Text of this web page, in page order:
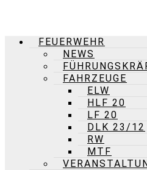
FEUERWEHR
NEWS
FAHRZEUGE
ELW
HLF 20
LF 20
DLK 23/12
RW
MTF